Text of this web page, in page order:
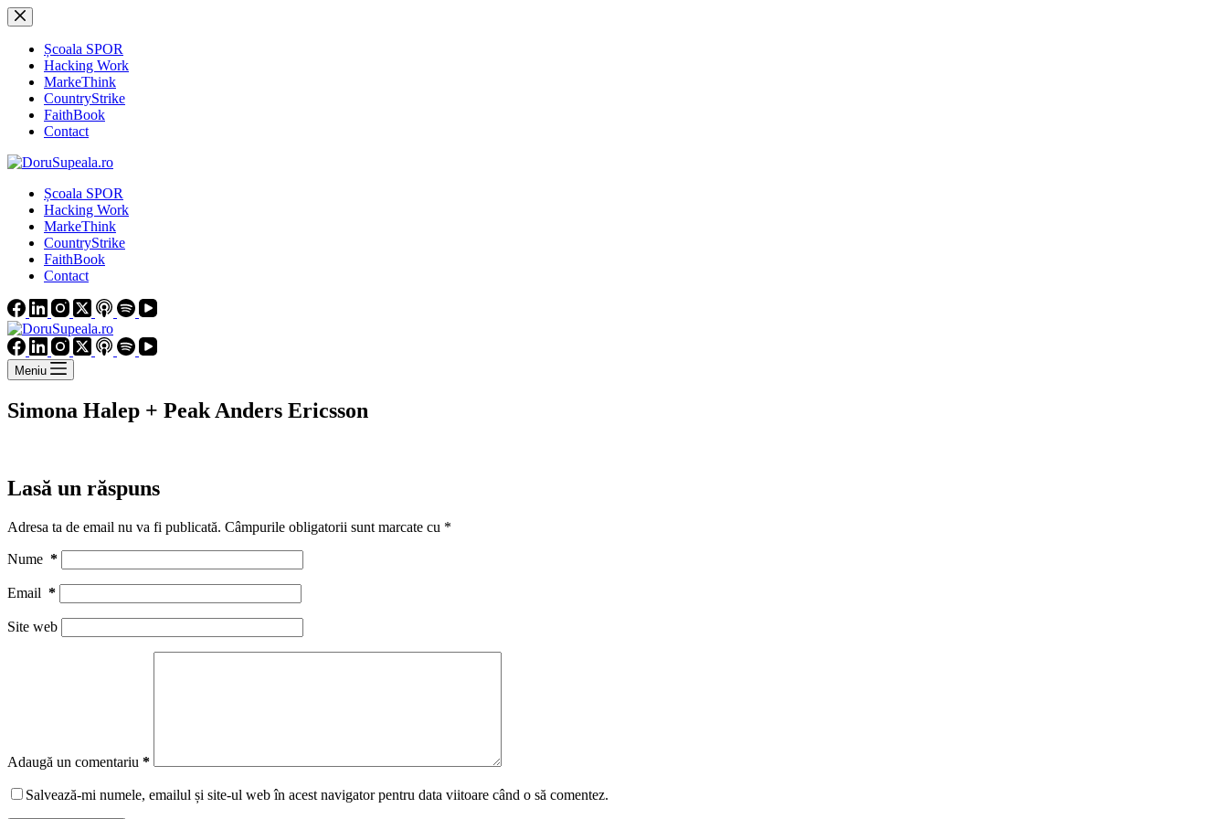
Sari
la
conținutȘcoala SPOR
Hacking Work
MarkeThink
CountryStrike
FaithBook
Contact
Școala SPOR
Hacking Work
MarkeThink
CountryStrike
FaithBook
Contact
Meniu
Simona Halep + Peak Anders Ericsson
Lasă un răspuns
Adresa ta de email nu va fi publicată. Câmpurile obligatorii sunt marcate cu *
Nume *
Email *
Site web
Adaugă un comentariu *
Salvează-mi numele, emailul și site-ul web în acest navigator pentru data viitoare când o să comentez.